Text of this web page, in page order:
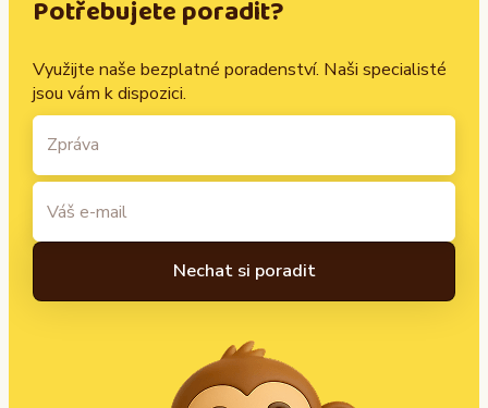
Potřebujete poradit?
Využijte naše bezplatné poradenství. Naši specialisté
jsou vám k dispozici.